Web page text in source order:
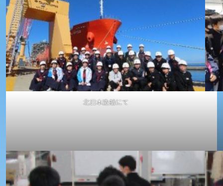
北日本造船にて